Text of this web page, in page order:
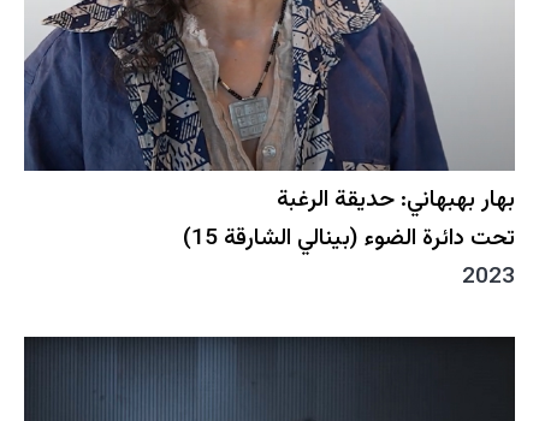
بهار بهبهاني: حديقة الرغبة
تحت دائرة الضوء (بينالي الشارقة 15)
2023